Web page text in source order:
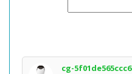
cg-5f01de565ccc6